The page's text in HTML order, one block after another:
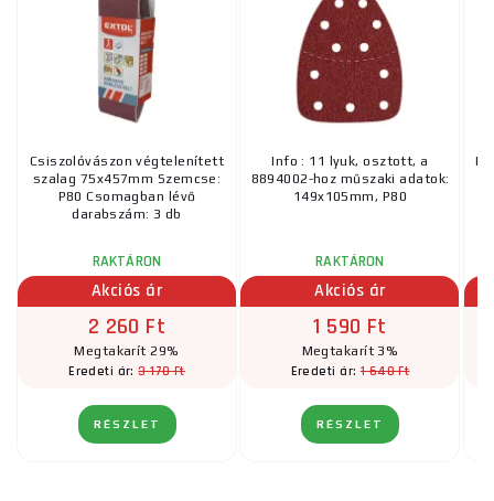
Csiszolóvászon végtelenített
szalag 75x457mm Szemcse:
P80 Csomagban lévő
darabszám: 3 db
RAKTÁRON
Akciós ár
2 260 Ft
Megtakarít 29%
Eredeti ár:3 170 Ft
RÉSZLET
Info : 11 lyuk, osztott, a
8894002-hoz műszaki adatok:
149x105mm, P80
RAKTÁRON
Akciós ár
1 590 Ft
Megtakarít 3%
Eredeti ár:1 640 Ft
RÉSZLET